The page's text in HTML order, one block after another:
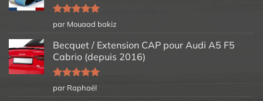
Note5sur
5
par Mouaad bakiz
Becquet / Extension CAP pour Audi A5 F5
Cabrio (depuis 2016)
Note5sur
5
par Raphaël